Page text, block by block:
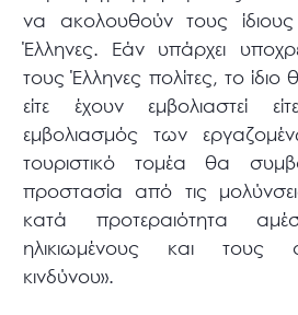
να ακολουθούν τους
Έλληνες. Εάν υπάρχει
τους Έλληνες πολίτες, το ίδιο
είτε έχουν εμβολιαστεί
εμβολιασμός των
τουριστικό τομέα θα
προστασία από τις
κατά προτεραιότητα
ηλικιωμένους και τους
κινδύνου».